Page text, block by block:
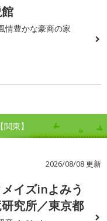
情豊かな豪商の家
東】
2026/08/08 更新
イズinよみう
究所／東京都